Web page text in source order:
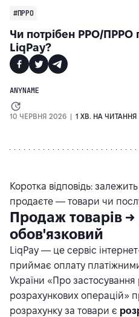
#ПРРО
Чи потрібен РРО/ПРРО
LiqPay?
ANYNAME
10 ЧЕРВНЯ 2026 | 1 ХВ. НА ЧИТАННЯ
Коротка відповідь:
продаєте — товари чи
Продаж товарів
обов'язковий
LiqPay — це сервіс
приймає оплату
України «Про застосування
розрахункових операцій»
розрахунку за товари є